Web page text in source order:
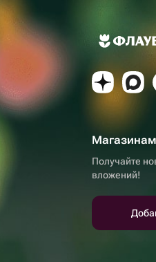
Магазинам
Получайте
вложений!